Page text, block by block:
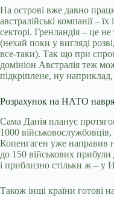
На острові вже давно
австралійські компанії –
секторі. Гренландія – це
(нехай поки у вигляді
все-таки). Так що при
домініон Австралія теж
підкріплене, ну
Розрахунок на НАТО
Сама Данія планує
1000
Копенгаген уже направив
до 150 військових
і приблизно стільки ж – у
Також інші країни готові